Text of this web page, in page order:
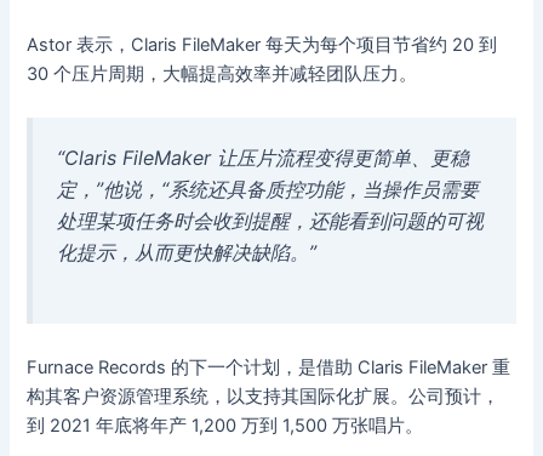
Astor 表示，Claris FileMaker 每天为每个项目节省约 20 到
30 个压片周期，大幅提高效率并减轻团队压力。
“Claris FileMaker 让压片流程变得更简单、更稳
定，”他说，“系统还具备质控功能，当操作员需要
处理某项任务时会收到提醒，还能看到问题的可视
化提示，从而更快解决缺陷。”
Furnace Records 的下一个计划，是借助 Claris FileMaker 重
构其客户资源管理系统，以支持其国际化扩展。公司预计，
到 2021 年底将年产 1,200 万到 1,500 万张唱片。